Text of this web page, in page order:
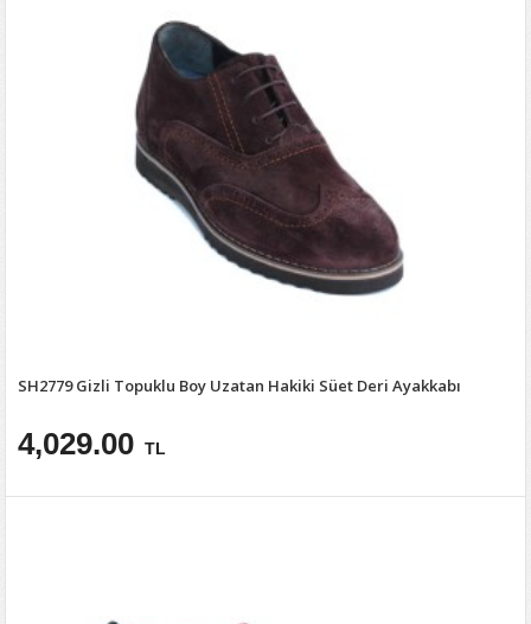
SH2779 Gizli Topuklu Boy Uzatan Hakiki Süet Deri Ayakkabı
4,029.00 TL